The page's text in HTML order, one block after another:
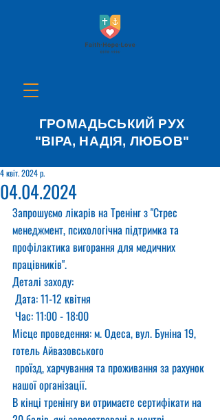
ГРОМАДЬСЬКИЙ РУХ
"ВІРА, НАДІЯ, ЛЮБОВ"
04.04.2024
4 квіт. 2024 р.
Запрошуємо лікарів на Тренінг з "Стрес
менеджмент, психологічна підтримка та
профілактика вигорання для медичних
працівників".
Деталі заходу:
Дата: 11-12 квітня
Час: 11:00 - 18:00
Місце проведення: м. Одеса, вул. Буніна 19,
готель Айвазовського
проїзд, харчування та проживання за рахунок
нашої організації.
В кінці тренінгу ви отримаєте сертифікати на